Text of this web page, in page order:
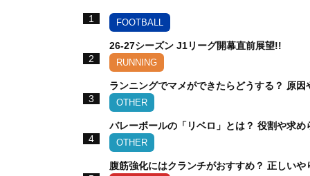
1 FOOTBALL
26-27シーズン J1リーグ開幕直前展望!!
2
RUNNING
ランニングでマメができたらどうする？ 原
3
OTHER
バレーボールの「リベロ」とは？ 役割や求め
4
OTHER
腹筋強化にはクランチがおすすめ？ 正しいや